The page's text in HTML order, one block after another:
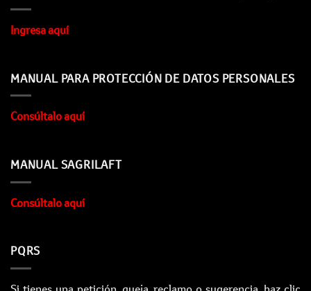
Ingresa aquí
MANUAL PARA PROTECCIÓN DE DATOS PERSONALES
Consúltalo aquí
MANUAL SAGRILAFT
Consúltalo aquí
PQRS